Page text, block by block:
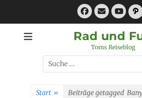
Facebook
E-
Mail
Rad und
Toms Reiseblog
Suchen
nach:
Start » Beiträge getagged